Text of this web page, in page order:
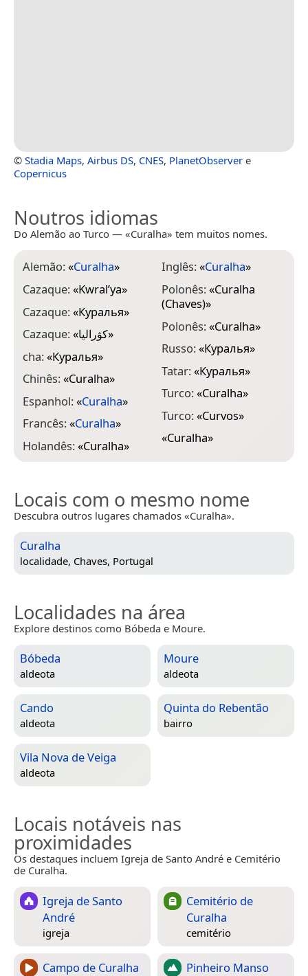
© Stadia Maps, Airbus DS, CNES, PlanetObserver e
Copernicus
Noutros idiomas
Do Alemão ao Turco — «Curalha» tem muitos nomes.
Alemão:«Curalha»
Cazaque:«Kwralʹya»
Cazaque:«Куралья»
Cazaque:«كۋراليا»
cha:«Куралья»
Chinês:«Curalha»
Espanhol:«Curalha»
Francês:«Curalha»
Holandês:«Curalha»
Inglês:«Curalha»
Polonês:«Curalha
(Chaves)»
Polonês:«Curalha»
Russo:«Куралья»
Tatar:«Куралья»
Turco:«Curalha»
Turco:«Curvos»
«Curalha»
Locais com o mesmo nome
Descubra outros lugares chamados «Curalha».
Curalha
localidade, Chaves, Portugal
Localidades na área
Explore destinos como Bóbeda e Moure.
Bóbeda
aldeota
Moure
aldeota
Cando
aldeota
Quinta do Rebentão
bairro
Vila Nova de Veiga
aldeota
Locais notáveis nas
proximidades
Os destaques incluem Igreja de Santo André e Cemitério
de Curalha.
Igreja de Santo
André
igreja
Cemitério de
Curalha
cemitério
Campo de Curalha Pinheiro Manso